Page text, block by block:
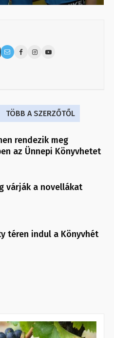
TÖBB A SZERZŐTŐL
rendezik meg
az Ünnepi Könyvhetet
várják a novellákat
téren indul a Könyvhét